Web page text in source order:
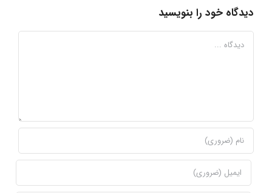
دیدگاه خود را بنویسید
دیدگاه